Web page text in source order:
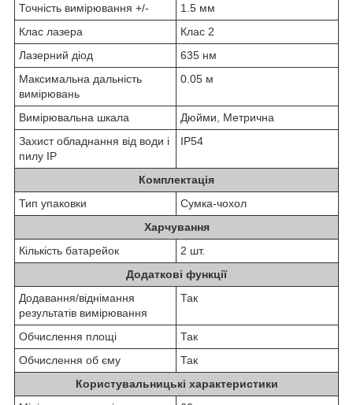
Точність вимірювання +/-
1.5 мм
Клас лазера
Клас 2
Лазерний діод
635 нм
Максимальна дальність
вимірювань
0.05 м
Вимірювальна шкала
Дюйми, Метрична
Захист обладнання від води і
пилу IP
IP54
Комплектація
Тип упаковки
Сумка-чохол
Харчування
Кількість батарейок
2 шт.
Додаткові функції
Додавання/віднімання
результатів вимірювання
Так
Обчислення площі
Так
Обчислення об єму
Так
Користувальницькі характеристики